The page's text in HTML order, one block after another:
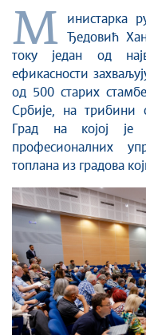
М
инистарка
Ђедовић
току један од
ефикасности
од 500 старих
Србије, на трибини
Град на којој
професионалних
топлана из градова